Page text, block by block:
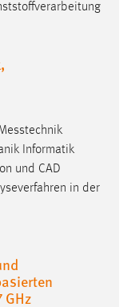
Informatik
und CAD
in der
anzuzeigen.
Websites